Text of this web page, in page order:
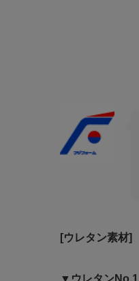
[ウレタン素材]
▼ウレタンNo.1